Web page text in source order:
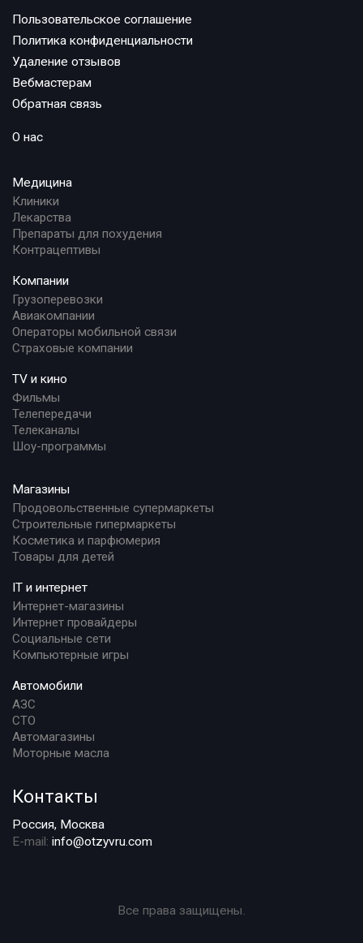
Пользовательское соглашение
Политика конфиденциальности
Удаление отзывов
Вебмастерам
Обратная связь
О нас
Медицина
Клиники
Лекарства
Препараты для похудения
Контрацептивы
Компании
Грузоперевозки
Авиакомпании
Операторы мобильной связи
Страховые компании
TV и кино
Фильмы
Телепередачи
Телеканалы
Шоу-программы
Магазины
Продовольственные супермаркеты
Строительные гипермаркеты
Косметика и парфюмерия
Товары для детей
IT и интернет
Интернет-магазины
Интернет провайдеры
Социальные сети
Компьютерные игры
Автомобили
АЗС
СТО
Автомагазины
Моторные масла
Контакты
Россия, Москва
E-mail: info@otzyvru.com
Все права защищены.